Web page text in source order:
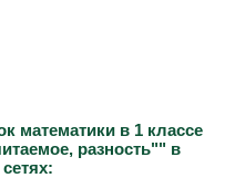
математики в 1 классе
разность"" в